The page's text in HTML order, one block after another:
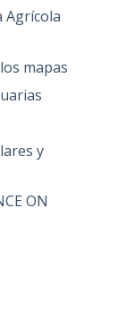
Agrícola
mapas
y
ON